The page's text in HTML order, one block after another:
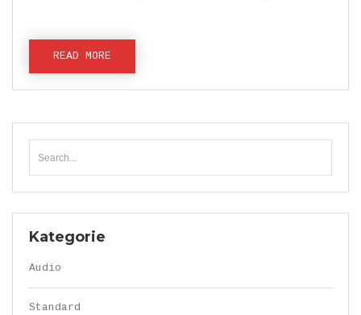
READ MORE
Kategorie
Audio
Standard